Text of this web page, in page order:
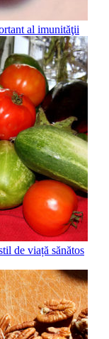
al imunităţii
de viață sănătos